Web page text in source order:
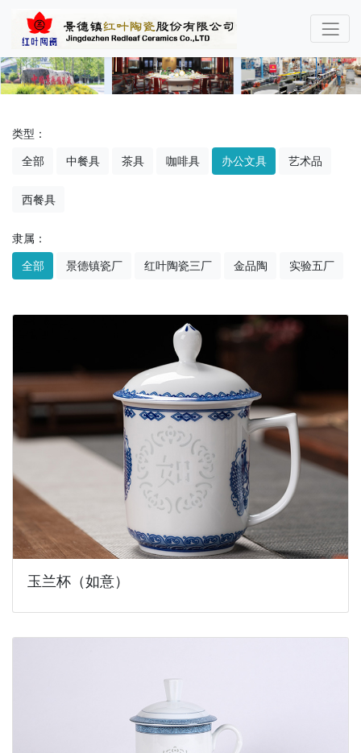
类型：
全部 中餐具 茶具 咖啡具 办公文具 艺术品
西餐具
隶属：
全部 景德镇瓷厂 红叶陶瓷三厂 金品陶 实验五厂
玉兰杯（如意）